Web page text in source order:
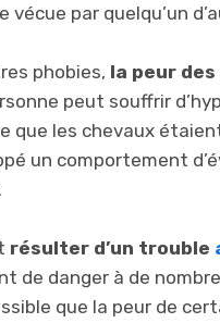
par quelqu’un
phobies, la peur
peut souffrir
que les chevaux
un comportement
résulter d’un trouble
de danger à de
que la peur de